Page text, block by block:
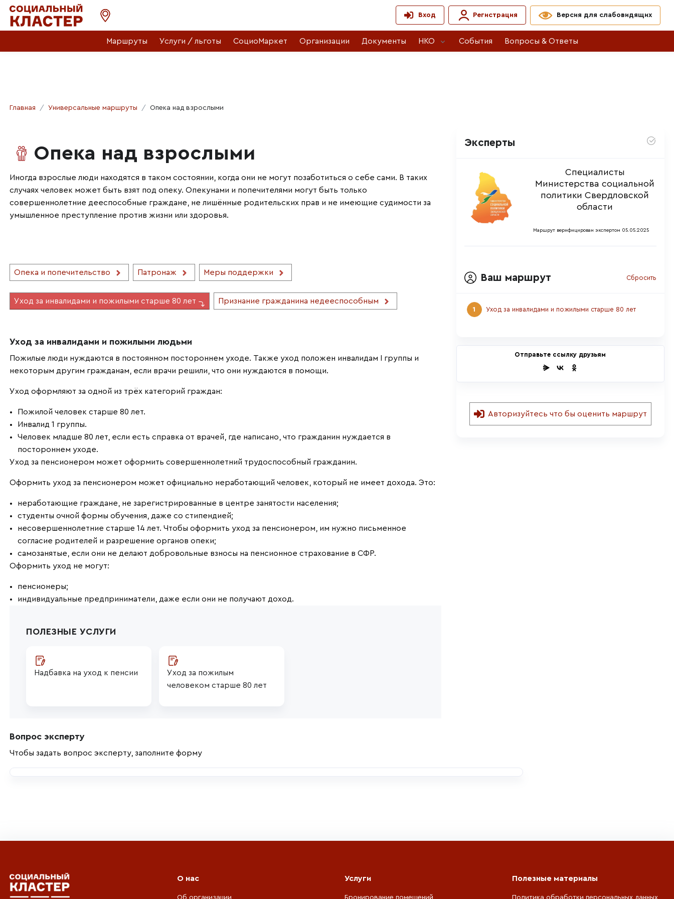
Вход Регистрация Версия для слабовидящих
Маршруты Услуги / льготы СоциоМаркет Организации Документы НКО События Вопросы & Ответы
Главная Универсальные маршруты Опека над взрослыми
Опека над взрослыми
Иногда взрослые люди находятся в таком состоянии, когда они не могут позаботиться о себе сами. В таких
случаях человек может быть взят под опеку. Опекунами и попечителями могут быть только
совершеннолетние дееспособные граждане, не лишённые родительских прав и не имеющие судимости за
умышленное преступление против жизни или здоровья.
Опека и попечительство Патронаж Меры поддержки
Уход за инвалидами и пожилыми старше 80 лет Признание гражданина недееспособным
Уход за инвалидами и пожилыми людьми
Пожилые люди нуждаются в постоянном постороннем уходе. Также уход положен инвалидам I группы и
некоторым другим гражданам, если врачи решили, что они нуждаются в помощи.
Уход оформляют за одной из трёх категорий граждан:
Пожилой человек старше 80 лет.
Инвалид 1 группы.
Человек младше 80 лет, если есть справка от врачей, где написано, что гражданин нуждается в
постороннем уходе.
Уход за пенсионером может оформить совершеннолетний трудоспособный гражданин.
Оформить уход за пенсионером может официально неработающий человек, который не имеет дохода. Это:
неработающие граждане, не зарегистрированные в центре занятости населения;
студенты очной формы обучения, даже со стипендией;
несовершеннолетние старше 14 лет. Чтобы оформить уход за пенсионером, им нужно письменное
согласие родителей и разрешение органов опеки;
самозанятые, если они не делают добровольные взносы на пенсионное страхование в СФР.
Оформить уход не могут:
пенсионеры;
индивидуальные предприниматели, даже если они не получают доход.
ПОЛЕЗНЫЕ УСЛУГИ
Надбавка на уход к пенсии
Уход за пожилым
человеком старше 80 лет
Вопрос эксперту
Чтобы задать вопрос эксперту, заполните форму
Эксперты
Специалисты
Министерства социальной
политики Свердловской
области
Маршрут верифицирован экспертом 05.05.2025
Ваш маршрут Сбросить
1 Уход за инвалидами и пожилыми старше 80 лет
Отправьте ссылку друзьям
Авторизуйтесь что бы оценить маршрут
О нас
Об организации
Услуги
Бронирование помещений
Полезные материалы
Политика обработки персональных данных